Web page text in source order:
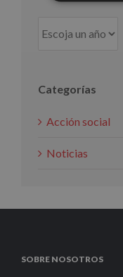
Categorías
Acción social
Noticias
SOBRE NOSOTROS